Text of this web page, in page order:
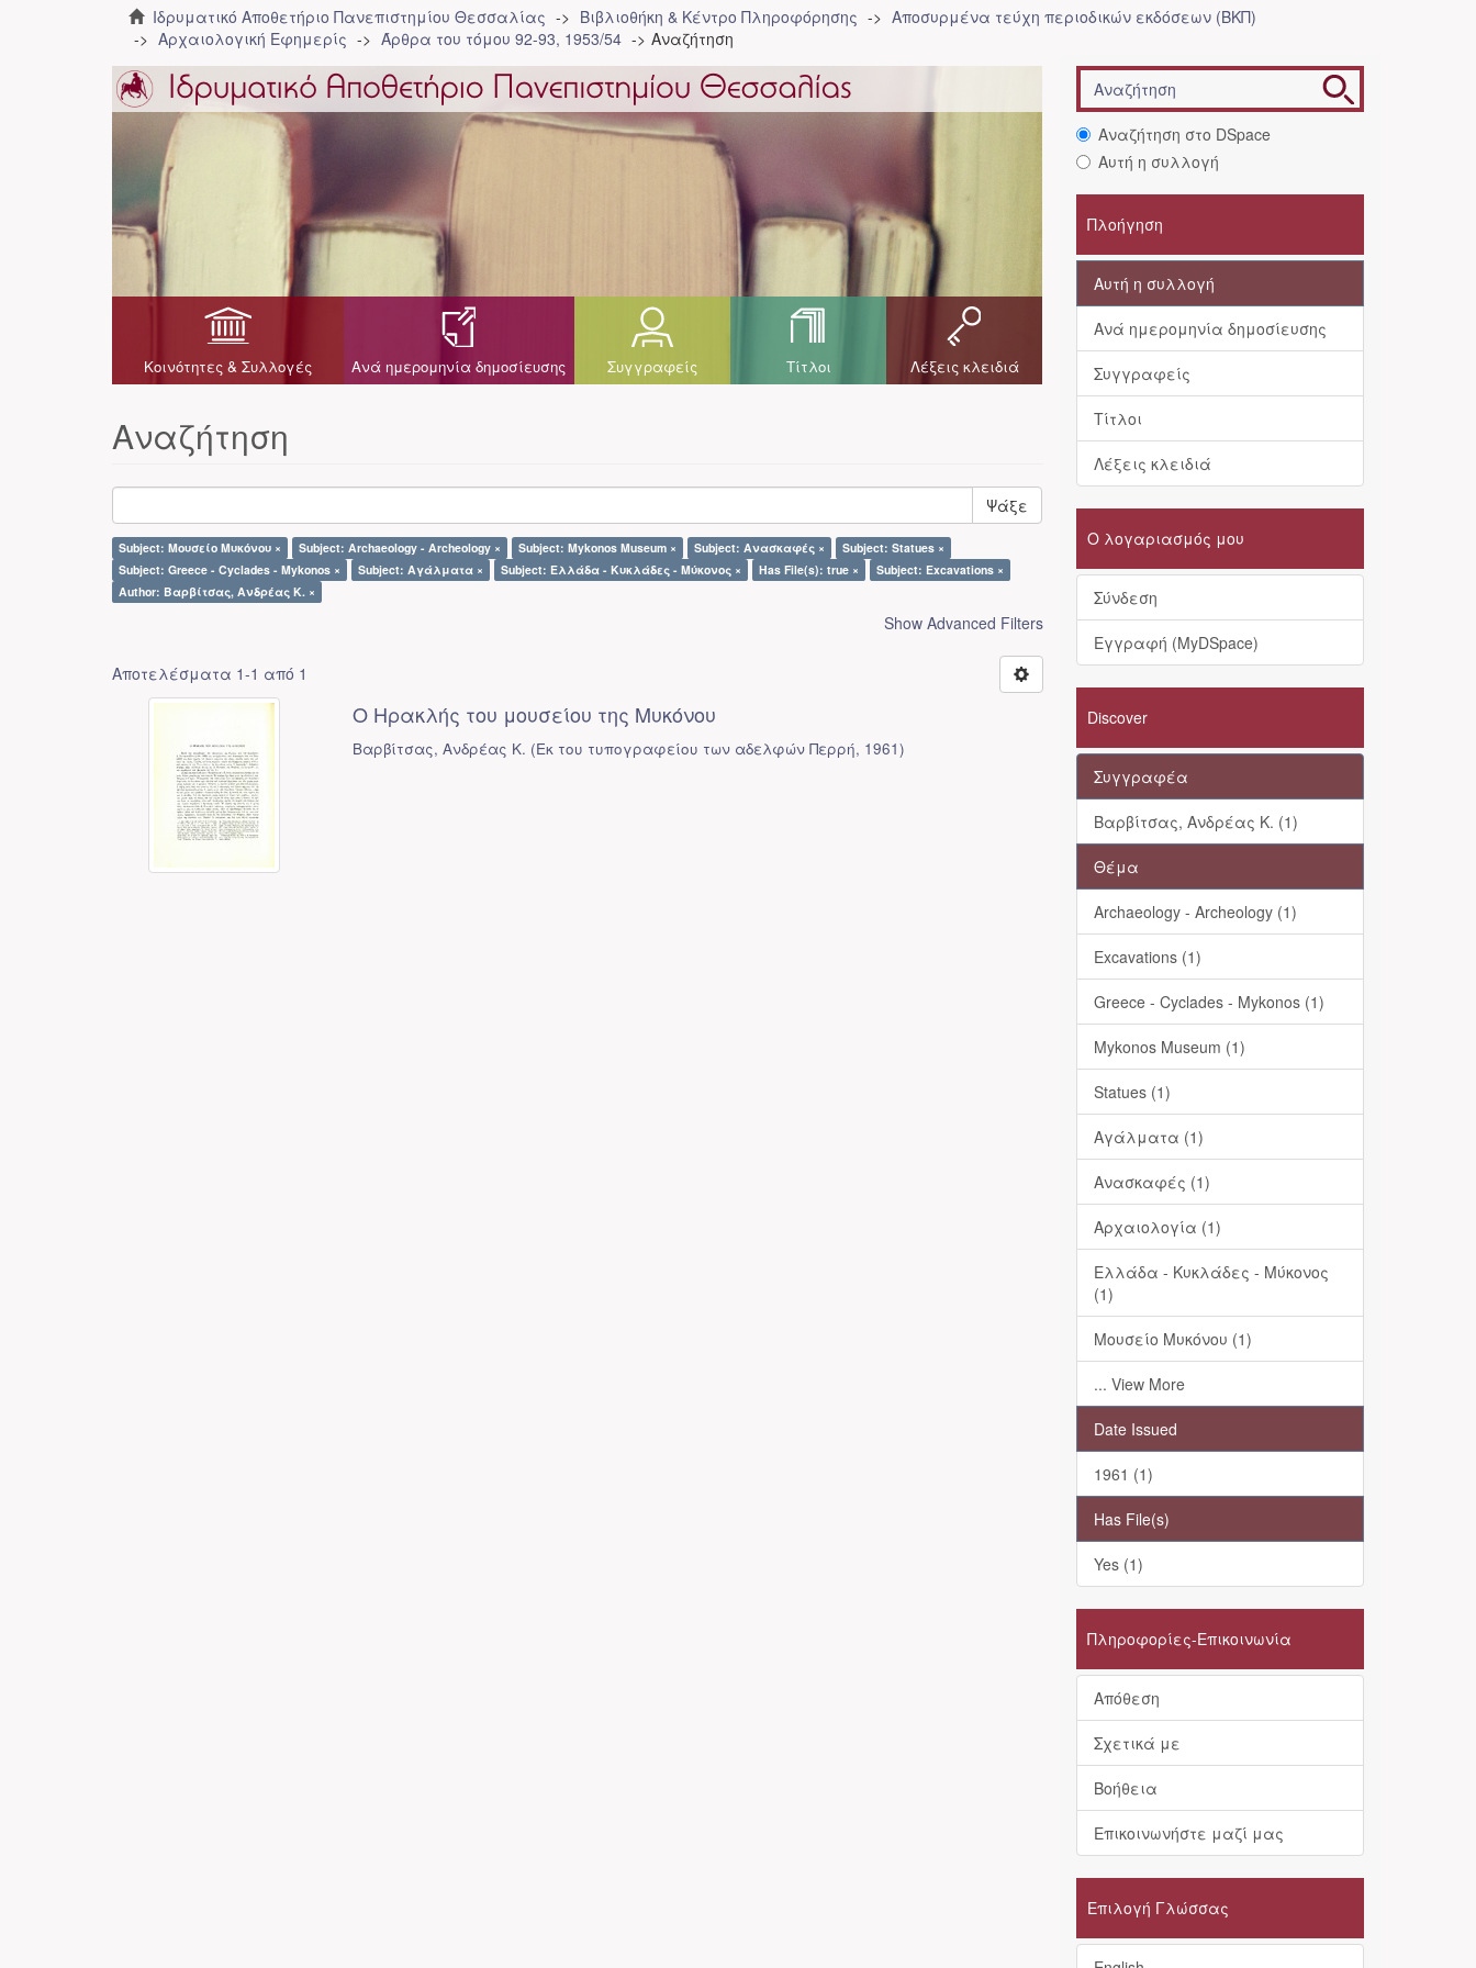
Ιδρυματικό Αποθετήριο Πανεπιστημίου Θεσσαλίας Βιβλιοθήκη & Κέντρο Πληροφόρησης
Αποσυρμένα τεύχη περιοδικών εκδόσεων (ΒΚΠ)
Αρχαιολογική Εφημερίς
Άρθρα του τόμου 92-93, 1953/54 Αναζήτηση
Κοινότητες & Συλλογές Ανά ημερομηνία δημοσίευσης Συγγραφείς Τίτλοι Λέξεις κλειδιά
Αναζήτηση
Ψάξε
Subject: Μουσείο Μυκόνου × Subject: Archaeology - Archeology × Subject: Mykonos Museum × Subject: Ανασκαφές ×
Subject: Statues ×
Subject: Greece - Cyclades - Mykonos ×
Subject: Αγάλματα × Subject: Ελλάδα - Κυκλάδες - Μύκονος × Has File(s): true ×
Subject: Excavations ×
Author: Βαρβίτσας, Ανδρέας Κ. ×
Show Advanced Filters
Αποτελέσματα 1-1 από 1
Ο Ηρακλής του μουσείου της Μυκόνου
Βαρβίτσας, Ανδρέας Κ. (Εκ του τυπογραφείου των αδελφών Περρή, 1961)
Αναζήτηση στο DSpace
Αυτή η συλλογή
Πλοήγηση
Αυτή η συλλογή
Ανά ημερομηνία δημοσίευσης
Συγγραφείς
Τίτλοι
Λέξεις κλειδιά
Ο λογαριασμός μου
Σύνδεση
Εγγραφή (MyDSpace)
Discover
Συγγραφέα
Βαρβίτσας, Ανδρέας Κ. (1)
Θέμα
Archaeology - Archeology (1)
Excavations (1)
Greece - Cyclades - Mykonos (1)
Mykonos Museum (1)
Statues (1)
Αγάλματα (1)
Ανασκαφές (1)
Αρχαιολογία (1)
Ελλάδα - Κυκλάδες - Μύκονος
(1)
Μουσείο Μυκόνου (1)
... View More
Date Issued
1961 (1)
Has File(s)
Yes (1)
Πληροφορίες-Επικοινωνία
Απόθεση
Σχετικά με
Βοήθεια
Επικοινωνήστε μαζί μας
Επιλογή Γλώσσας